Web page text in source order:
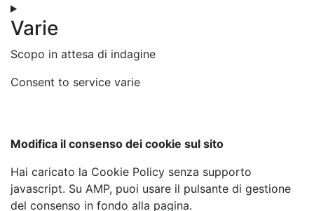
Varie
Scopo in attesa di indagine
Consent to service varie
Modifica il consenso dei cookie sul sito
Hai caricato la Cookie Policy senza supporto
javascript. Su AMP, puoi usare il pulsante di gestione
del consenso in fondo alla pagina.